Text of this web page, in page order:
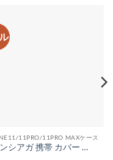
11PRO/11PRO MAXケース
バレンシアガ 携帯 カバー コピー ペアルック iphone12ケース 新作 balenciaga iphone xr アイフォンケース11 ケース 海外セレブ 背面ガラス